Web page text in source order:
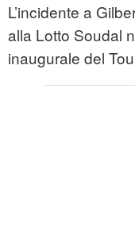
L’incidente a
alla Lotto Soudal
inaugurale del